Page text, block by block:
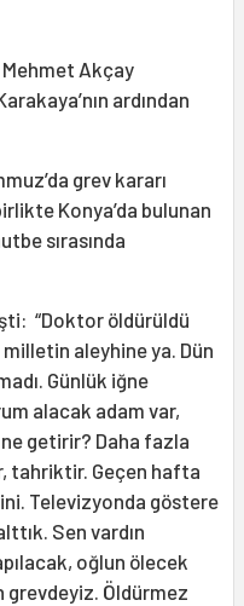
Mehmet Akçay
ardından
grev kararı
Konya’da bulunan
sırasında
“Doktor öldürüldü
aleyhine ya. Dün
Günlük iğne
alacak adam var,
getirir? Daha fazla
tahriktir. Geçen hafta
Televizyonda göstere
Sen vardın
oğlun ölecek
grevdeyiz. Öldürmez